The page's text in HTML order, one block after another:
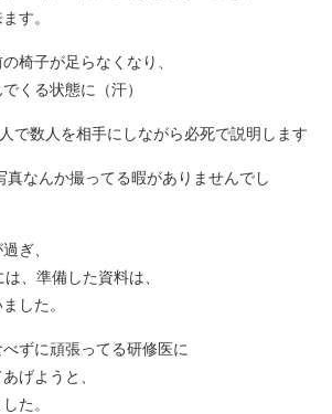
す。
椅子が足らなくなり、
くる状態に（汗）
で数人を相手にしながら必死で説明します
なんか撮ってる暇がありませんでし
ぎ、
、準備した資料は、
した。
ずに頑張ってる研修医に
げようと、
た。